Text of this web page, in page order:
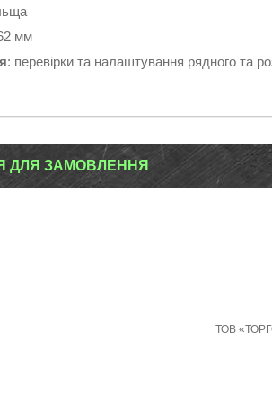
мм
: перевірки та налаштування рядного та
ДЛЯ ЗАМОВЛЕННЯ